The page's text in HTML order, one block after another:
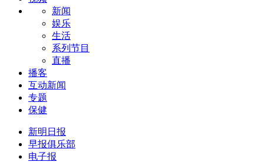
新闻
娱乐
生活
系列节目
直播
播客
互动新闻
专题
保健
新明日报
早报俱乐部
电子报